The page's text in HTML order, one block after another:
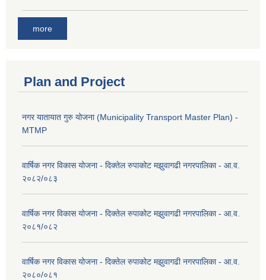
more
Plan and Project
नगर यातायात गुरु योजना (Municipality Transport Master Plan) -
MTMP
वार्षिक नगर विकास योजना - दिक्तेल रुपाकोट मझुवागढी नगरपालिका - आ.व.
२०८२/०८३
वार्षिक नगर विकास योजना - दिक्तेल रुपाकोट मझुवागढी नगरपालिका - आ.व.
२०८१/०८२
वार्षिक नगर विकास योजना - दिक्तेल रुपाकोट मझुवागढी नगरपालिका - आ.व.
२०८०/०८१